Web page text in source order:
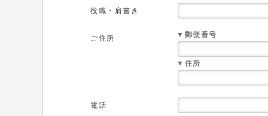
役職・肩書き
ご住所 ▼郵便番号
▼住所
電話